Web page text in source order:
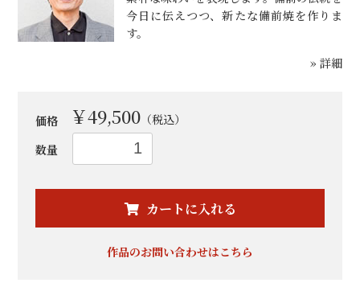
今日に伝えつつ、新たな備前焼を作りま
す。
» 詳細
価格 ￥49,500 （税込）
数量
カートに入れる
作品のお問い合わせはこちら